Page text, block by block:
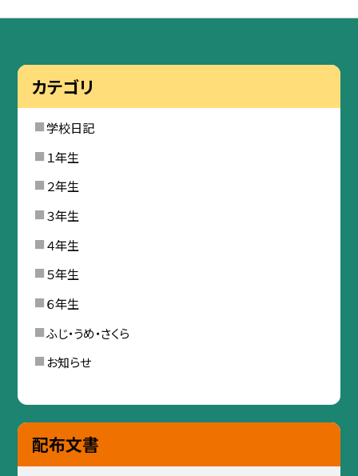
カテゴリ
学校日記
１年生
２年生
３年生
４年生
５年生
６年生
ふじ・うめ・さくら
お知らせ
配布文書